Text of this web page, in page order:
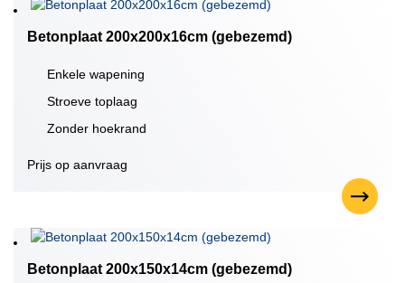
Betonplaat 200x200x16cm (gebezemd)
Enkele wapening
Stroeve toplaag
Zonder hoekrand
Prijs op aanvraag
Betonplaat 200x150x14cm (gebezemd)